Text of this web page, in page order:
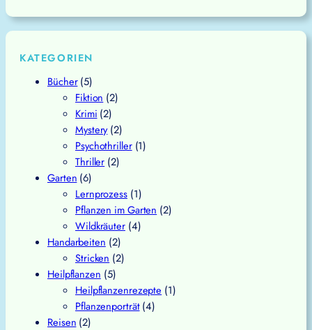
KATEGORIEN
Bücher(5)
Fiktion (2)
Krimi (2)
Mystery(2)
Psychothriller(1)
Thriller (2)
Garten (6)
Lernprozess(1)
Pflanzen im Garten (2)
Wildkräuter(4)
Handarbeiten (2)
Stricken (2)
Heilpflanzen (5)
Heilpflanzenrezepte (1)
Pflanzenporträt(4)
Reisen (2)